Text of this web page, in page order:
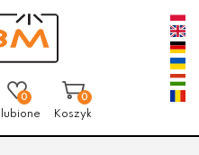
0 0
Koszyk